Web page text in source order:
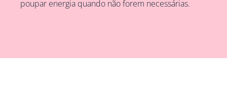
poupar energia quando não forem necessárias.